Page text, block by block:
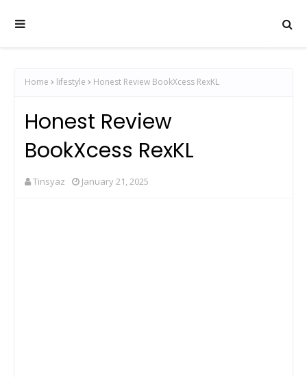
Home lifestyle Honest Review BookXcess RexKL
Honest Review
BookXcess RexKL
Tinsyaz January 21, 2025